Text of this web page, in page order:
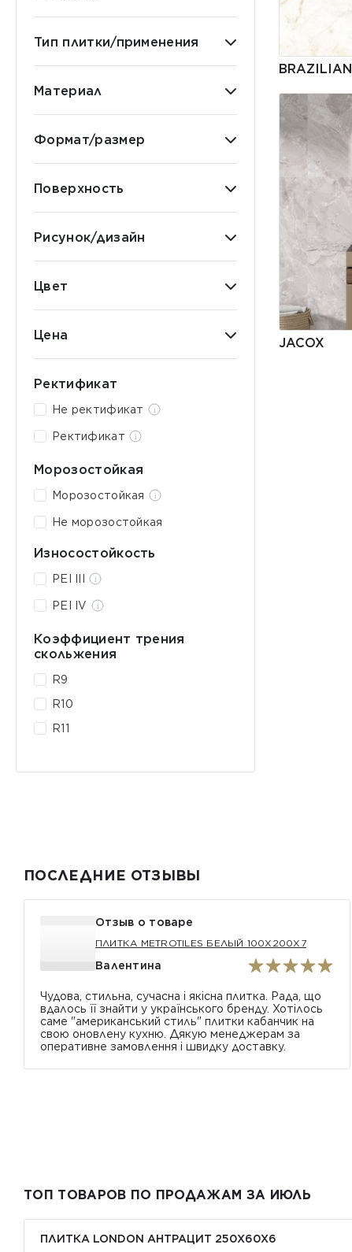
Тип плитки/применения
Материал
Формат/размер
Поверхность
Рисунок/дизайн
Цвет
Цена
Ректификат
Не ректификат
Ректификат
Морозостойкая
Морозостойкая
Не морозостойкая
Износостойкость
PEI III
PEI IV
Коэффициент трения
скольжения
R9
R10
R11
BRAZILIAN
JACOX
ПОСЛЕДНИЕ ОТЗЫВЫ
Отзыв о товаре
ПЛИТКА METROTILES БЕЛЫЙ 100X200X7
Валентина
Чудова, стильна, сучасна і якісна плитка. Рада, що
вдалось її знайти у українського бренду. Хотілось
саме "американський стиль" плитки кабанчик на
свою оновлену кухню. Дякую менеджерам за
оперативне замовлення і швидку доставку.
ТОП ТОВАРОВ ПО ПРОДАЖАМ ЗА ИЮЛЬ
ПЛИТКА LONDON АНТРАЦИТ 250Х60Х6